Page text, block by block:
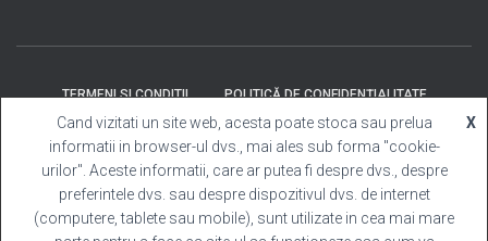
TERMENI SI CONDITII POLITICĂ DE CONFIDENȚIALITATE
SOLUȚIONAREA LITIGIILOR ANPC CONTACT
Template Cabina Foto| Copyright © 2025 Toate
Cand vizitati un site web, acesta poate stoca sau prelua
informatii in browser-ul dvs., mai ales sub forma "cookie-
urilor". Aceste informatii, care ar putea fi despre dvs., despre
preferintele dvs. sau despre dispozitivul dvs. de internet
(computere, tablete sau mobile), sunt utilizate in cea mai mare
X